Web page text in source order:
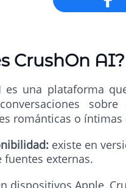
CrushOn AI?
es una plataforma
románticas o
existe en
fuentes externas.
dispositivos Apple,